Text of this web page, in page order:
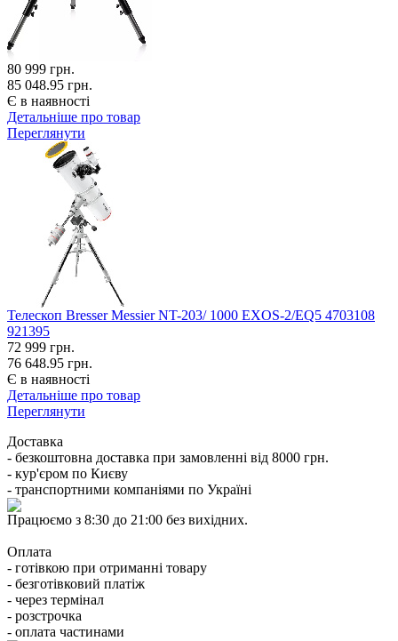
80 999 грн.
85 048.95 грн.
Є в наявності
Детальніше про товар
Переглянути
Телескоп Bresser Messier NT-203/ 1000 EXOS-2/EQ5 4703108
921395
72 999 грн.
76 648.95 грн.
Є в наявності
Детальніше про товар
Переглянути
Доставка
- безкоштовна доставка при замовленні від 8000 грн.
- кур'єром по Києву
- транспортними компаніями по Україні
Працюємо з 8:30 до 21:00 без вихідних.
Оплата
- готівкою при отриманні товару
- безготівковий платіж
- через термінал
- розстрочка
- оплата частинами